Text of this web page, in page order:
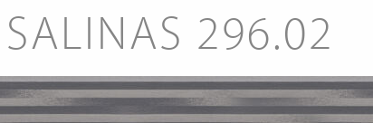
SALINAS 296.02